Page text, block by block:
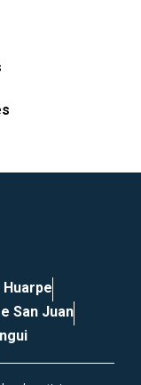
Huarpe
San Juan